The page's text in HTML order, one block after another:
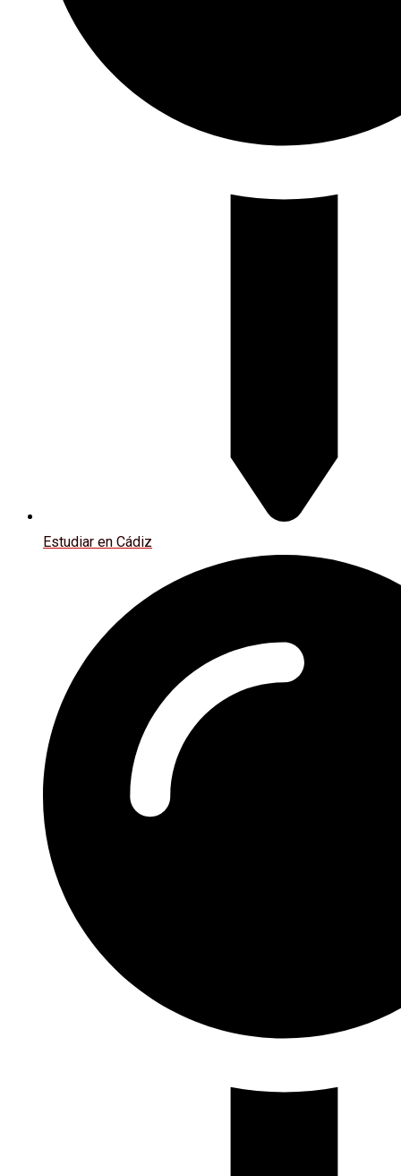
Estudiar en Cádiz